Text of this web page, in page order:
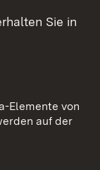
Sie in
Elemente von
auf der